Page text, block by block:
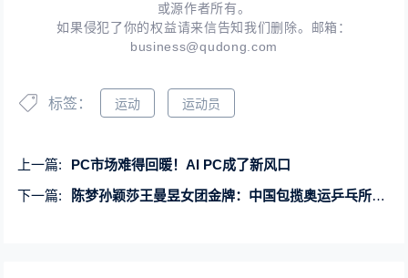
或源作者所有。
如果侵犯了你的权益请来信告知我们删除。邮箱：
business@qudong.com
标签： 运动 运动员
上一篇:
PC市场难得回暖！AI PC成了新风口
下一篇:
陈梦孙颖莎王曼昱女团金牌：中国包揽奥运乒乓所有金牌